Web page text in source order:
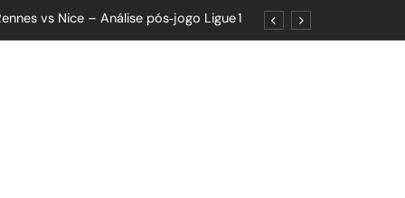
vs Nice – Análise pós‑jogo Ligue 1
o Resultado Esconde o Progresso
Que Nasceu da Garra e do Controle